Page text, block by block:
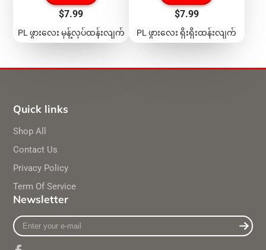
Price
$7.99
PL ဖွားလေး မုန့်လုပ်ထန်းလျက်
Price
$7.99
PL ဖွားလေး ရိုးရိုးထန်းလျက်
Quick links
Shop All
Contact Us
Privacy Policy
Term Of Service
Newsletter
Enter
your
e-